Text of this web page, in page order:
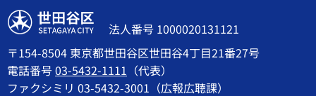
世田谷区
法人番号 1000020131121
〒154-8504 東京都世田谷区世田谷4丁目21番27号
電話番号03-5432-1111 （代表）
ファクシミリ 03-5432-3001（広報広聴課）